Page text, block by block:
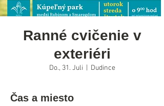
Ranné cvičenie v
exteriéri
Do., 31. Juli Dudince
Čas a miesto